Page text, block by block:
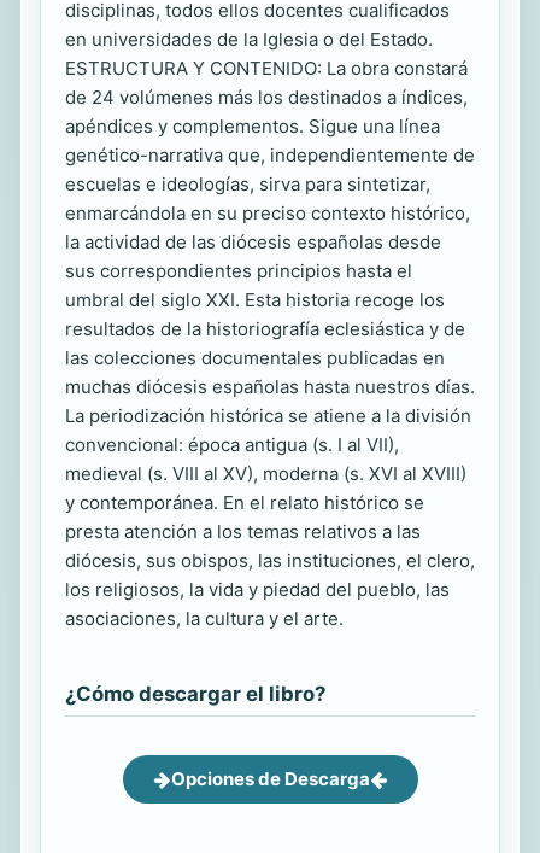
disciplinas, todos ellos docentes cualificados
en universidades de la Iglesia o del Estado.
ESTRUCTURA Y CONTENIDO: La obra constará
de 24 volúmenes más los destinados a índices,
apéndices y complementos. Sigue una línea
genético-narrativa que, independientemente de
escuelas e ideologías, sirva para sintetizar,
enmarcándola en su preciso contexto histórico,
la actividad de las diócesis españolas desde
sus correspondientes principios hasta el
umbral del siglo XXI. Esta historia recoge los
resultados de la historiografía eclesiástica y de
las colecciones documentales publicadas en
muchas diócesis españolas hasta nuestros días.
La periodización histórica se atiene a la división
convencional: época antigua (s. I al VII),
medieval (s. VIII al XV), moderna (s. XVI al XVIII)
y contemporánea. En el relato histórico se
presta atención a los temas relativos a las
diócesis, sus obispos, las instituciones, el clero,
los religiosos, la vida y piedad del pueblo, las
asociaciones, la cultura y el arte.
¿Cómo descargar el libro?
Opciones de Descarga